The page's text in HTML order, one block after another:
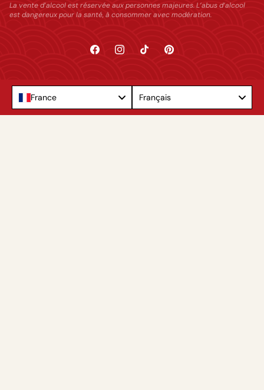
La vente d’alcool est réservée aux personnes majeures. L’abus d’alcool
est dangereux pour la santé, à consommer avec modération.
FacebookInstagramTikTok Pinterest
France Français